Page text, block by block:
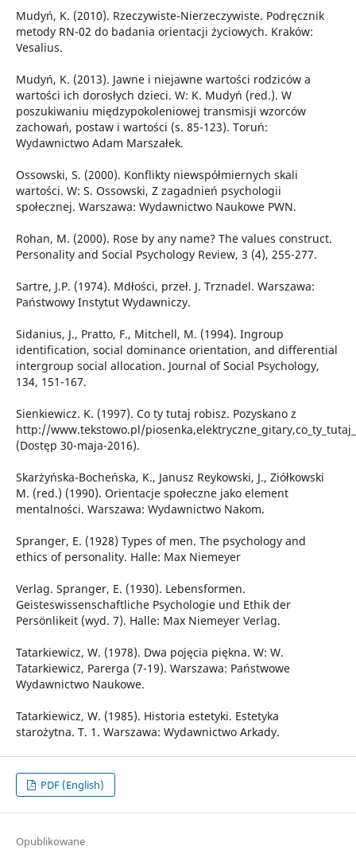
Mudyń, K. (2010). Rzeczywiste-Nierzeczywiste. Podręcznik
metody RN-02 do badania orientacji życiowych. Kraków:
Vesalius.
Mudyń, K. (2013). Jawne i niejawne wartości rodziców a
wartości ich dorosłych dzieci. W: K. Mudyń (red.). W
poszukiwaniu międzypokoleniowej transmisji wzorców
zachowań, postaw i wartości (s. 85-123). Toruń:
Wydawnictwo Adam Marszałek.
Ossowski, S. (2000). Konflikty niewspółmiernych skali
wartości. W: S. Ossowski, Z zagadnień psychologii
społecznej. Warszawa: Wydawnictwo Naukowe PWN.
Rohan, M. (2000). Rose by any name? The values construct.
Personality and Social Psychology Review, 3 (4), 255-277.
Sartre, J.P. (1974). Mdłości, przeł. J. Trznadel. Warszawa:
Państwowy Instytut Wydawniczy.
Sidanius, J., Pratto, F., Mitchell, M. (1994). Ingroup
identification, social dominance orientation, and differential
intergroup social allocation. Journal of Social Psychology,
134, 151-167.
Sienkiewicz. K. (1997). Co ty tutaj robisz. Pozyskano z
http://www.tekstowo.pl/
(Dostęp 30-maja-2016).
Skarżyńska-Bocheńska, K., Janusz Reykowski, J., Ziółkowski
M. (red.) (1990). Orientacje społeczne jako element
mentalności. Warszawa: Wydawnictwo Nakom.
Spranger, E. (1928) Types of men. The psychology and
ethics of personality. Halle: Max Niemeyer
Verlag. Spranger, E. (1930). Lebensformen.
Geisteswissenschaftliche Psychologie und Ethik der
Persönlikeit (wyd. 7). Halle: Max Niemeyer Verlag.
Tatarkiewicz, W. (1978). Dwa pojęcia piękna. W: W.
Tatarkiewicz, Parerga (7-19). Warszawa: Państwowe
Wydawnictwo Naukowe.
Tatarkiewicz, W. (1985). Historia estetyki. Estetyka
starożytna. T. 1. Warszawa: Wydawnictwo Arkady.
PDF (English)
Opublikowane